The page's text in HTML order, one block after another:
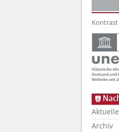
Kontrast
Archiv